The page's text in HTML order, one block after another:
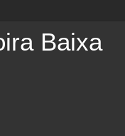
Baixa